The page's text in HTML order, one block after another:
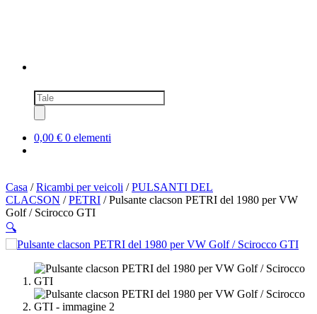
Ricerca
prodotti
0,00 € 0 elementi
Casa /Ricambi per veicoli /PULSANTI DEL
CLACSON /PETRI / Pulsante clacson PETRI del 1980 per VW
Golf / Scirocco GTI
🔍
SOLD OUT